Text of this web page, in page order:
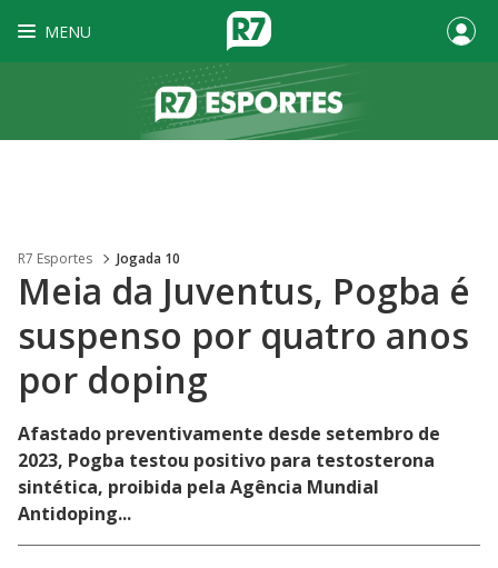
MENU
R7 Esportes Jogada 10
Meia da Juventus, Pogba é
suspenso por quatro anos
por doping
Afastado preventivamente desde setembro de
2023, Pogba testou positivo para testosterona
sintética, proibida pela Agência Mundial
Antidoping...